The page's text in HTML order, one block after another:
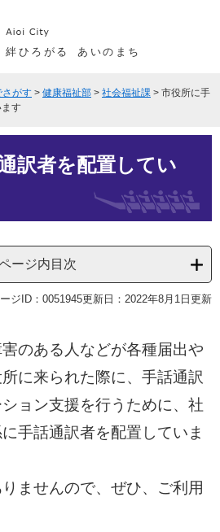
絆ひろがる あいのまち
さがす > 健康福祉部 > 社会福祉課 > 市役所に手
す
訳者を配置してい
ージ内目次
ジID：0051945更新日：2022年8月1日更新
のある人などが各種届出や
に来られた際に、手話通訳
ョン支援を行うために、社
手話通訳者を配置していま
ませんので、ぜひ、ご利用